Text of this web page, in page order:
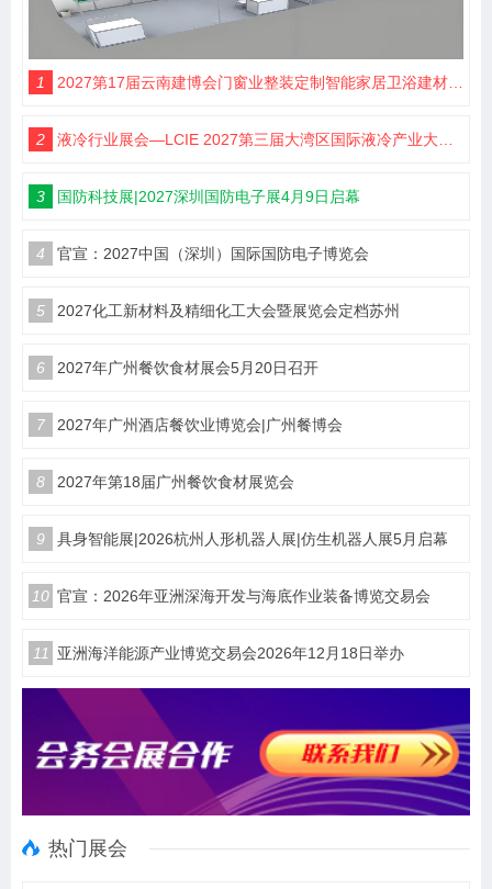
1 2027第17届云南建博会门窗业整装定制智能家居卫浴建材展会
2 液冷行业展会—LCIE 2027第三届大湾区国际液冷产业大会暨展览会（深圳）
3 国防科技展|2027深圳国防电子展4月9日启幕
4 官宣：2027中国（深圳）国际国防电子博览会
5 2027化工新材料及精细化工大会暨展览会定档苏州
6 2027年广州餐饮食材展会5月20日召开
7 2027年广州酒店餐饮业博览会|广州餐博会
8 2027年第18届广州餐饮食材展览会
9 具身智能展|2026杭州人形机器人展|仿生机器人展5月启幕
10 官宣：2026年亚洲深海开发与海底作业装备博览交易会
11 亚洲海洋能源产业博览交易会2026年12月18日举办
热门展会